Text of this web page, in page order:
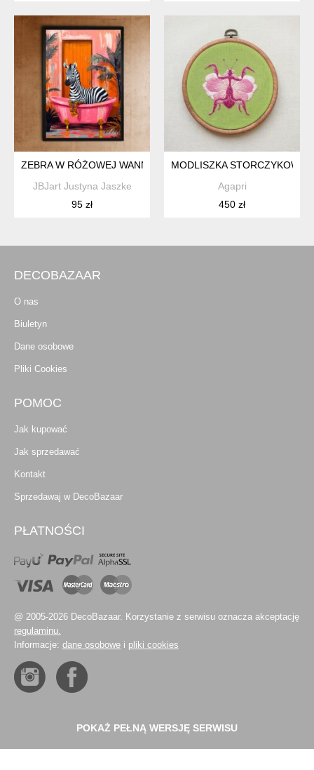
ZEBRA W RÓŻOWEJ WANNIE - GRAFIKA NA PLAKACIE NA A3
JBJart Justyna Jaszke
95 zł
MODLISZKA STORCZYKOWA
Agapri
450 zł
DECOBAZAAR
O nas
Biuletyn
Dane osobowe
Pliki Cookies
POMOC
Jak kupować
Jak sprzedawać
Kontakt
Sprzedawaj w DecoBazaar
PŁATNOŚCI
@ 2005-2026 DecoBazaar. Korzystanie z serwisu oznacza akceptację
regulaminu.
Informacje: dane osobowe i pliki cookies
POKAŻ PEŁNĄ WERSJĘ SERWISU